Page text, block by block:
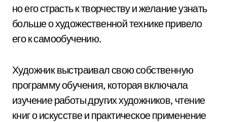
но его страсть к творчеству и желание узнать
больше о художественной технике привело
его к самообучению.
Художник выстраивал свою собственную
программу обучения, которая включала
изучение работы других художников, чтение
книг о искусстве и практическое применение